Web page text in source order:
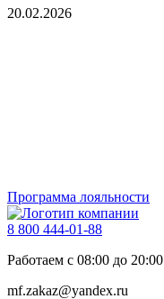
20.02.2026
Программа лояльности
8 800 444-01-88
Работаем с 08:00 до 20:00
mf.zakaz@yandex.ru